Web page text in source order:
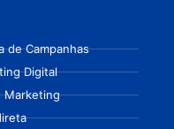
de Campanhas
Digital
Marketing